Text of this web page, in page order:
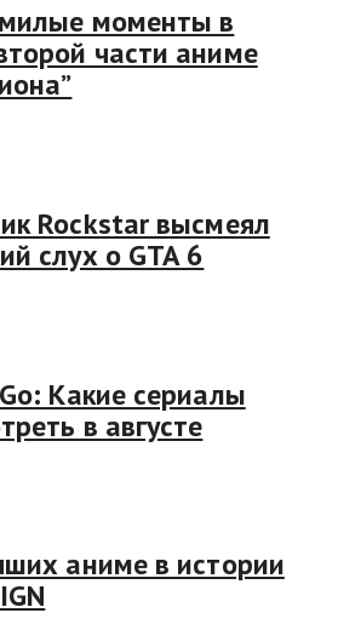
моменты в
части аниме
Rockstar высмеял
слух о GTA 6
Какие сериалы
в августе
аниме в истории